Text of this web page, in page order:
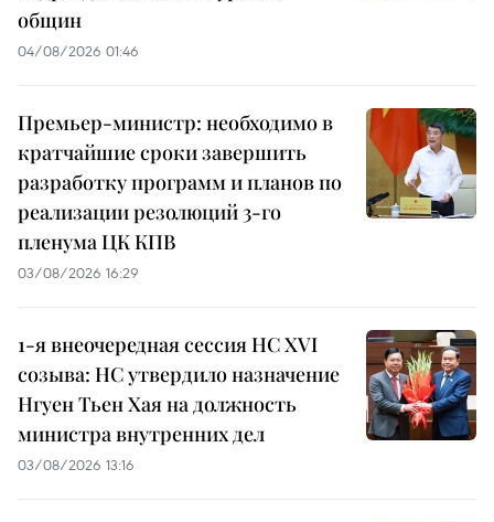
общин
04/08/2026 01:46
Премьер-министр: необходимо в
кратчайшие сроки завершить
разработку программ и планов по
реализации резолюций 3-го
пленума ЦК КПВ
03/08/2026 16:29
1-я внеочередная сессия НС XVI
созыва: НС утвердило назначение
Нгуен Тьен Хая на должность
министра внутренних дел
03/08/2026 13:16